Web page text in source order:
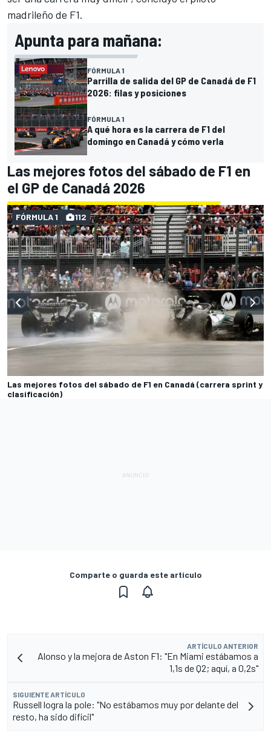
madrileño de F1.
Apunta para mañana:
FÓRMULA 1
Parrilla de salida del GP de Canadá de F1
2026: filas y posiciones
FÓRMULA 1
A qué hora es la carrera de F1 del
domingo en Canadá y cómo verla
Las mejores fotos del sábado de F1 en
el GP de Canadá 2026
Las mejores fotos del sábado de F1 en Canadá (carrera sprint y
clasificación)
FÓRMULA 1 112
Comparte o guarda este artículo
ARTÍCULO ANTERIOR
Alonso y la mejora de Aston F1: "En Miami estábamos a
1,1s de Q2; aquí, a 0,2s"
SIGUIENTE ARTÍCULO
Russell logra la pole: "No estábamos muy por delante del
resto, ha sido difícil"